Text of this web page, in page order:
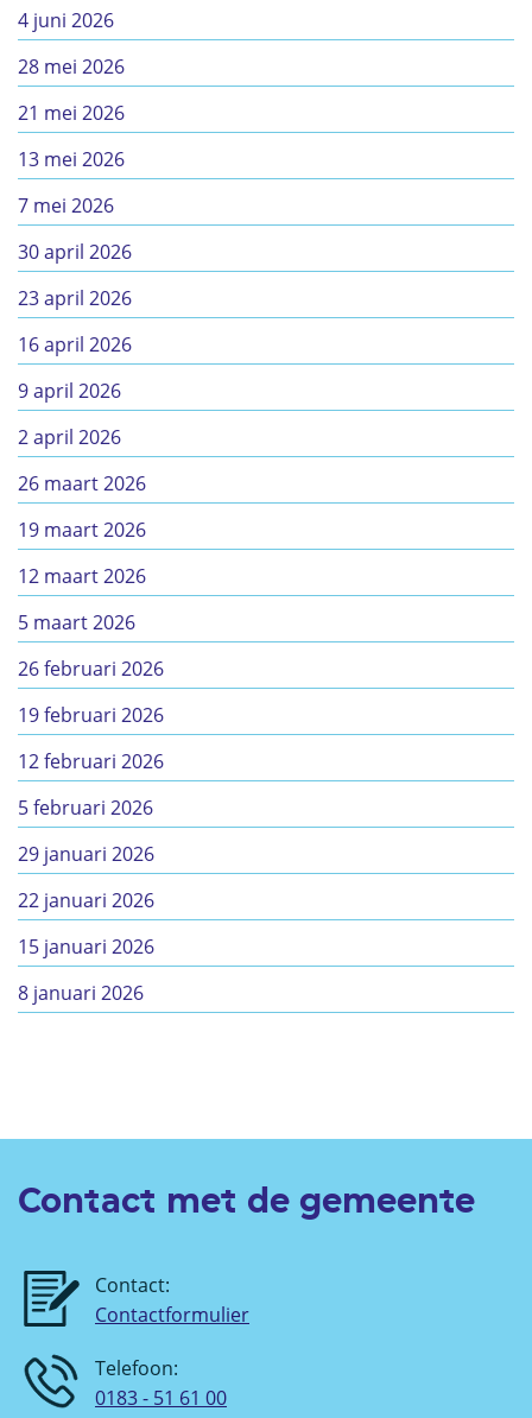
4 juni 2026
28 mei 2026
21 mei 2026
13 mei 2026
7 mei 2026
30 april 2026
23 april 2026
16 april 2026
9 april 2026
2 april 2026
26 maart 2026
19 maart 2026
12 maart 2026
5 maart 2026
26 februari 2026
19 februari 2026
12 februari 2026
5 februari 2026
29 januari 2026
22 januari 2026
15 januari 2026
8 januari 2026
Contact met de gemeente
Contact:
Contactformulier
Telefoon:
0183 - 51 61 00